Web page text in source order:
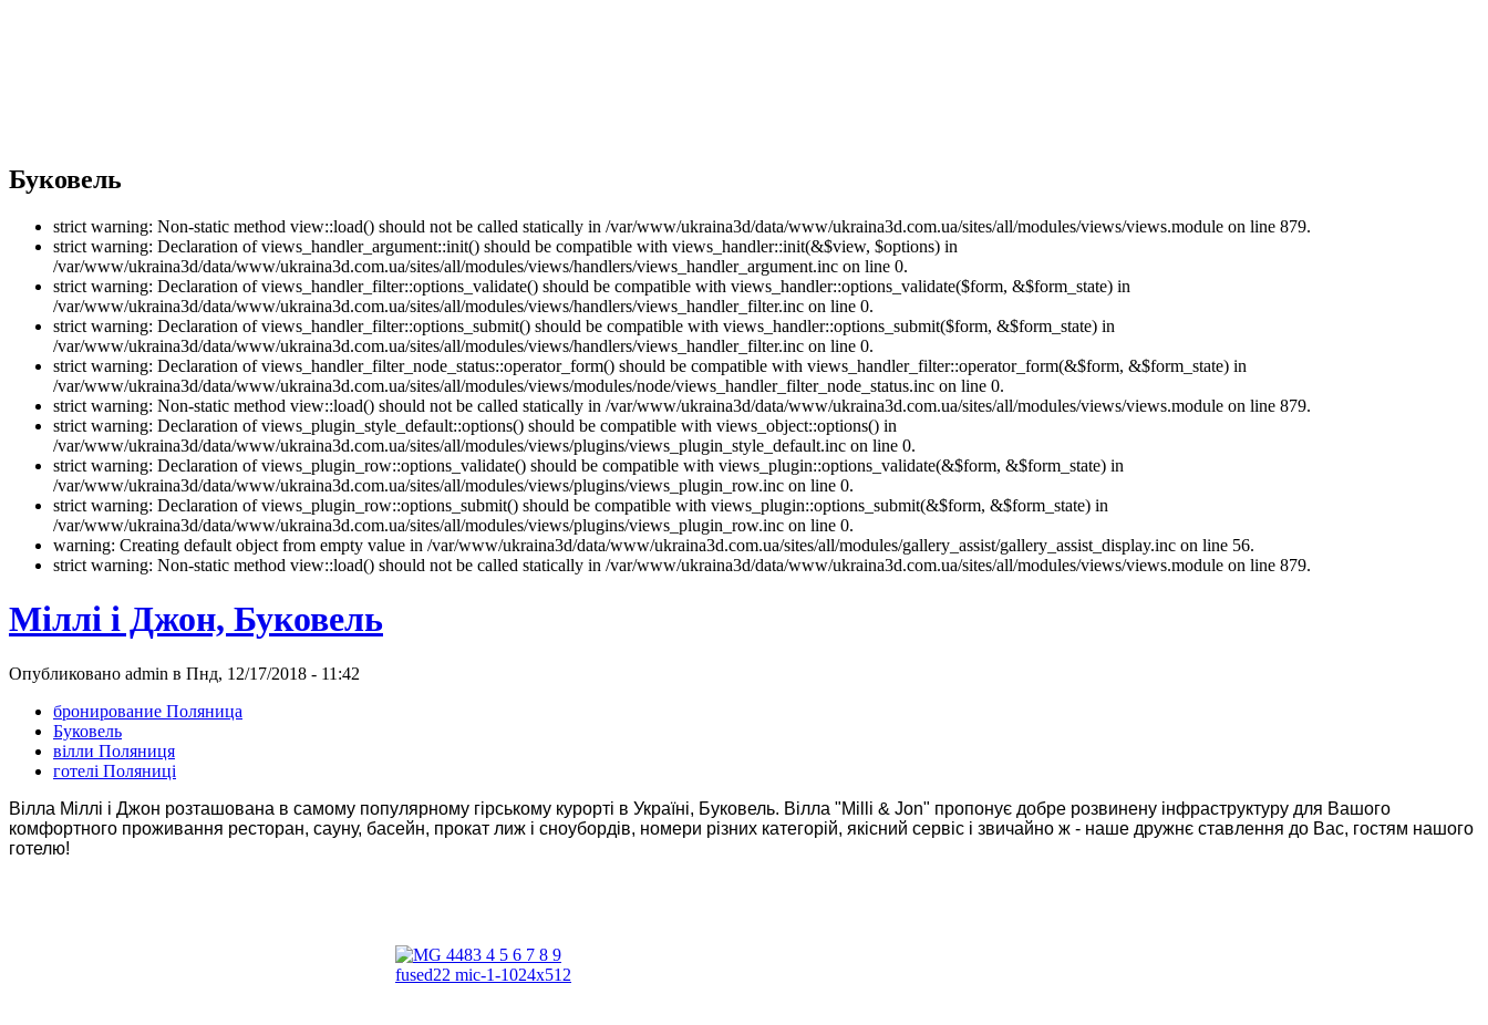
Буковель
strict warning: Non-static method view::load() should not be called statically in /var/www/ukraina3d/data/www/ukraina3d.com.ua/sites/all/modules/views/views.module on line 879.
strict warning: Declaration of views_handler_argument::init() should be compatible with views_handler::init(&$view, $options) in
/var/www/ukraina3d/data/www/ukraina3d.com.ua/sites/all/modules/views/handlers/views_handler_argument.inc on line 0.
strict warning: Declaration of views_handler_filter::options_validate() should be compatible with views_handler::options_validate($form, &$form_state) in
/var/www/ukraina3d/data/www/ukraina3d.com.ua/sites/all/modules/views/handlers/views_handler_filter.inc on line 0.
strict warning: Declaration of views_handler_filter::options_submit() should be compatible with views_handler::options_submit($form, &$form_state) in
/var/www/ukraina3d/data/www/ukraina3d.com.ua/sites/all/modules/views/handlers/views_handler_filter.inc on line 0.
strict warning: Declaration of views_handler_filter_node_status::operator_form() should be compatible with views_handler_filter::operator_form(&$form, &$form_state) in
/var/www/ukraina3d/data/www/ukraina3d.com.ua/sites/all/modules/views/modules/node/views_handler_filter_node_status.inc on line 0.
strict warning: Non-static method view::load() should not be called statically in /var/www/ukraina3d/data/www/ukraina3d.com.ua/sites/all/modules/views/views.module on line 879.
strict warning: Declaration of views_plugin_style_default::options() should be compatible with views_object::options() in
/var/www/ukraina3d/data/www/ukraina3d.com.ua/sites/all/modules/views/plugins/views_plugin_style_default.inc on line 0.
strict warning: Declaration of views_plugin_row::options_validate() should be compatible with views_plugin::options_validate(&$form, &$form_state) in
/var/www/ukraina3d/data/www/ukraina3d.com.ua/sites/all/modules/views/plugins/views_plugin_row.inc on line 0.
strict warning: Declaration of views_plugin_row::options_submit() should be compatible with views_plugin::options_submit(&$form, &$form_state) in
/var/www/ukraina3d/data/www/ukraina3d.com.ua/sites/all/modules/views/plugins/views_plugin_row.inc on line 0.
warning: Creating default object from empty value in /var/www/ukraina3d/data/www/ukraina3d.com.ua/sites/all/modules/gallery_assist/gallery_assist_display.inc on line 56.
strict warning: Non-static method view::load() should not be called statically in /var/www/ukraina3d/data/www/ukraina3d.com.ua/sites/all/modules/views/views.module on line 879.
Міллі і Джон, Буковель
Опубликовано admin в Пнд, 12/17/2018 - 11:42
бронирование Поляница
Буковель
вілли Поляниця
готелі Поляниці
Вілла Міллі і Джон розташована в самому популярному гірському курорті в Україні, Буковель. Вілла "Milli & Jon" пропонує добре розвинену інфраструктуру для Вашого
комфортного проживання ресторан, сауну, басейн, прокат лиж і сноубордів, номери різних категорій, якісний сервіс і звичайно ж - наше дружнє ставлення до Вас, гостям нашого
готелю!